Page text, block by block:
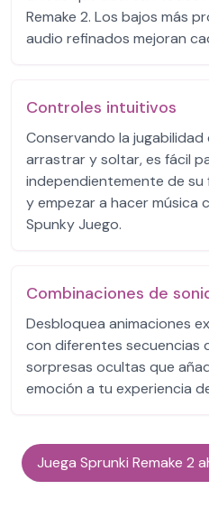
Remake 2. Los bajos más
audio refinados mejoran
Controles intuitivos
Conservando la
arrastrar y soltar, es fácil
independientemente de
y empezar a hacer música
Spunky Juego.
Combinaciones de
Desbloquea animaciones
con diferentes secuencias
sorpresas ocultas que
emoción a tu experiencia
Juega Sprunki Remake 2